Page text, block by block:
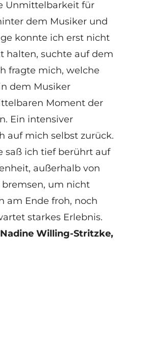
Unmittelbarkeit für
dem Musiker und
konnte ich erst nicht
halten, suchte auf dem
fragte mich, welche
dem Musiker
Moment der
Ein intensiver
auf mich selbst zurück.
saß ich tief berührt auf
außerhalb von
um nicht
am Ende froh, noch
starkes Erlebnis.
Nadine Willing-Stritzke,